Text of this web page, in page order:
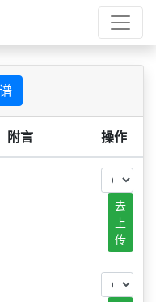
附言 操作
去
上
传